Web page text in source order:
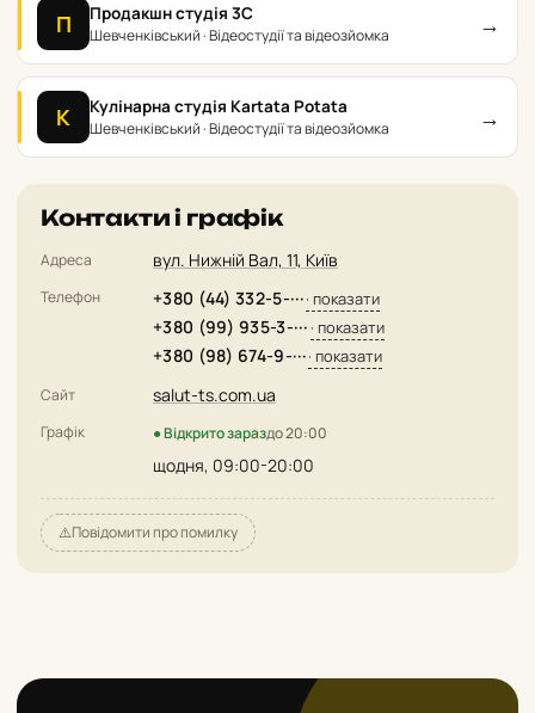
П Продакшн студія 3С
Шевченківський · Відеостудії та відеозйомка →
К Кулінарна студія Kartata Potata
Шевченківський · Відеостудії та відеозйомка →
Контакти і графік
Адреса вул. Нижній Вал, 11, Київ
Телефон +380 (44) 332-5-···· показати
+380 (99) 935-3-··· · показати
+380 (98) 674-9-···· показати
Сайт salut-ts.com.ua
Графік ● Відкрито зараздо 20:00
щодня, 09:00-20:00
⚠️Повідомити про помилку